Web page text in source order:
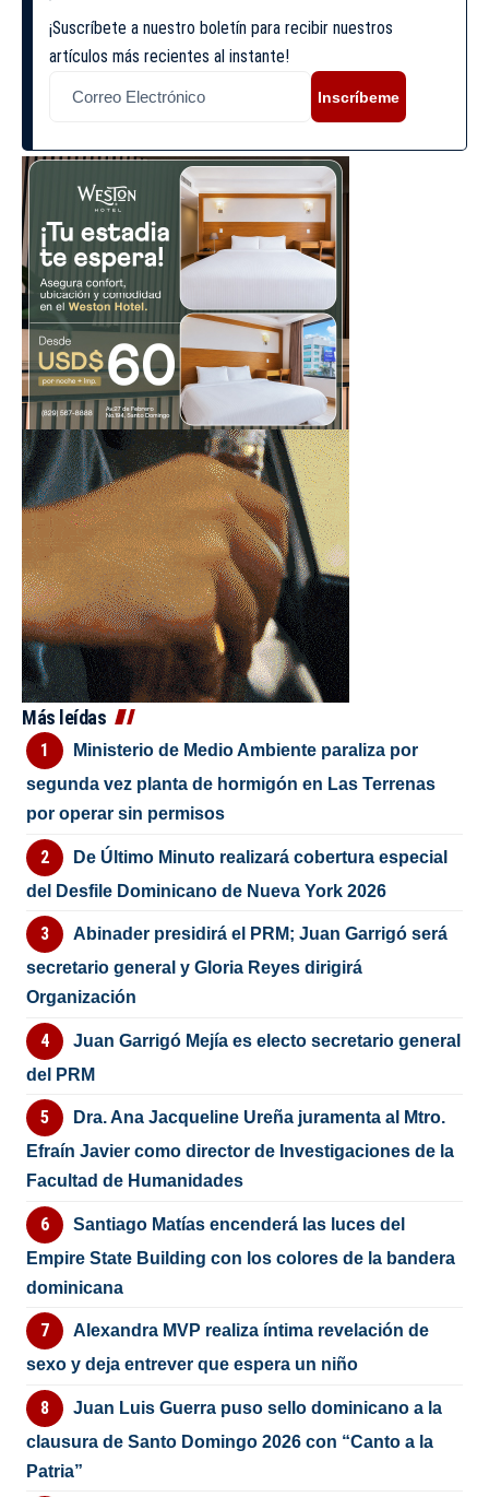
¡Suscríbete a nuestro boletín para recibir nuestros
artículos más recientes al instante!
Inscríbeme
Más leídas
Ministerio de Medio Ambiente paraliza por
segunda vez planta de hormigón en Las Terrenas
por operar sin permisos
De Último Minuto realizará cobertura especial
del Desfile Dominicano de Nueva York 2026
Abinader presidirá el PRM; Juan Garrigó será
secretario general y Gloria Reyes dirigirá
Organización
Juan Garrigó Mejía es electo secretario general
del PRM
Dra. Ana Jacqueline Ureña juramenta al Mtro.
Efraín Javier como director de Investigaciones de la
Facultad de Humanidades
Santiago Matías encenderá las luces del
Empire State Building con los colores de la bandera
dominicana
Alexandra MVP realiza íntima revelación de
sexo y deja entrever que espera un niño
Juan Luis Guerra puso sello dominicano a la
clausura de Santo Domingo 2026 con “Canto a la
Patria”